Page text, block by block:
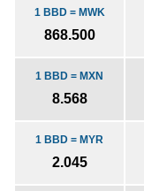
1 BBD = MWK
868.500
1 BBD = MXN
8.568
1 BBD = MYR
2.045